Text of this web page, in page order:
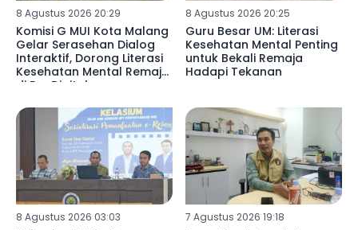
8 Agustus 2026 20:29
Komisi G MUI Kota Malang
Gelar Serasehan Dialog
Interaktif, Dorong Literasi
Kesehatan Mental Remaja
di Era Digital
8 Agustus 2026 20:25
Guru Besar UM: Literasi
Kesehatan Mental Penting
untuk Bekali Remaja
Hadapi Tekanan
8 Agustus 2026 03:03 7 Agustus 2026 19:18